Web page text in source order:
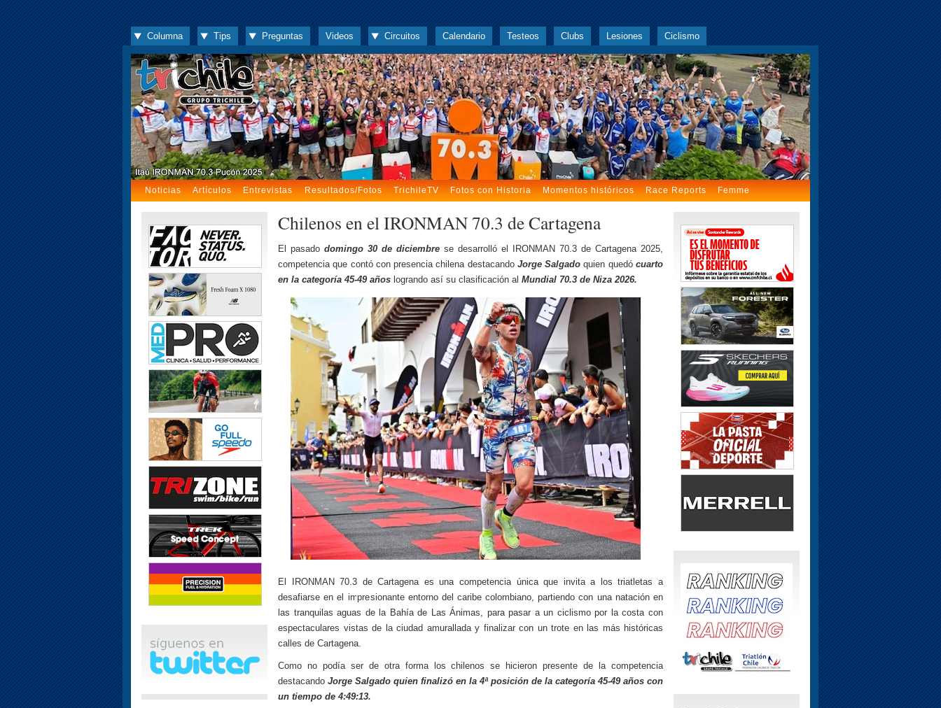
Columna Tips Preguntas Videos Circuitos Calendario Testeos Clubs Lesiones Ciclismo
Noticias Artículos Entrevistas Resultados/Fotos TrichileTV Fotos con Historia Momentos históricos Race Reports Femme
Chilenos en el IRONMAN 70.3 de Cartagena
El pasado domingo 30 de diciembre se desarrolló el IRONMAN 70.3 de Cartagena 2025,
competencia que contó con presencia chilena destacando Jorge Salgado quien quedócuarto
en la categoría 45-49 años logrando así su clasificación al Mundial 70.3 de Niza 2026.
El IRONMAN 70.3 de Cartagena es una competencia única que invita a los triatletas a
desafiarse en el impresionante entorno del caribe colombiano, partiendo con una natación en
las tranquilas aguas de la Bahía de Las Ánimas, para pasar a un ciclismo por la costa con
espectaculares vistas de la ciudad amurallada y finalizar con un trote en las más históricas
calles de Cartagena.
Como no podía ser de otra forma los chilenos se hicieron presente de la competencia
destacando Jorge Salgado quien finalizó en la 4ª posición de la categoría 45-49 años con
un tiempo de 4:49:13.